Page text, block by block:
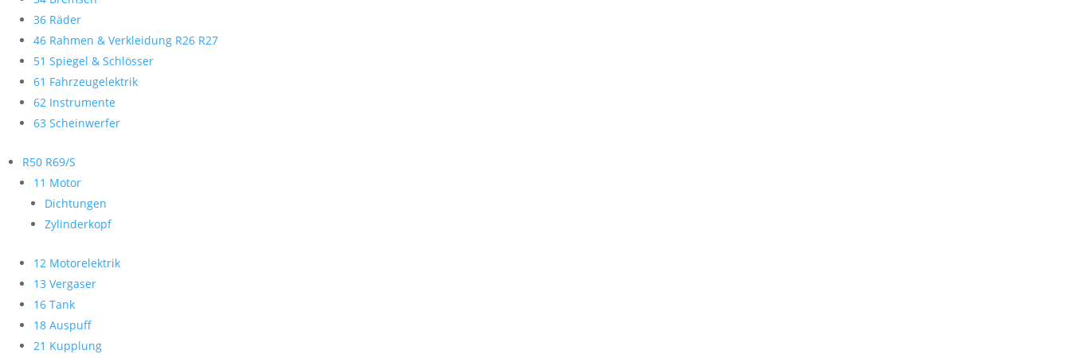
36 Räder
46 Rahmen & Verkleidung R26 R27
51 Spiegel & Schlösser
61 Fahrzeugelektrik
62 Instrumente
63 Scheinwerfer
R50 R69/S
11 Motor
Dichtungen
Zylinderkopf
12 Motorelektrik
13 Vergaser
16 Tank
18 Auspuff
21 Kupplung